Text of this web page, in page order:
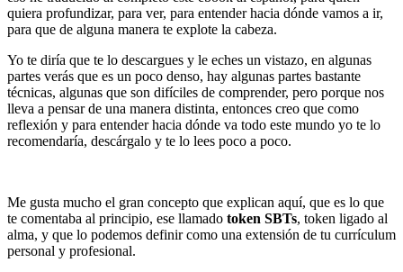
quiera profundizar, para ver, para entender hacia dónde vamos a ir,
para que de alguna manera te explote la cabeza.
Yo te diría que te lo descargues y le eches un vistazo, en algunas
partes verás que es un poco denso, hay algunas partes bastante
técnicas, algunas que son difíciles de comprender, pero porque nos
lleva a pensar de una manera distinta, entonces creo que como
reflexión y para entender hacia dónde va todo este mundo yo te lo
recomendaría, descárgalo y te lo lees poco a poco.
Me gusta mucho el gran concepto que explican aquí, que es lo que
te comentaba al principio, ese llamado token SBTs, token ligado al
alma, y que lo podemos definir como una extensión de tu currículum
personal y profesional.